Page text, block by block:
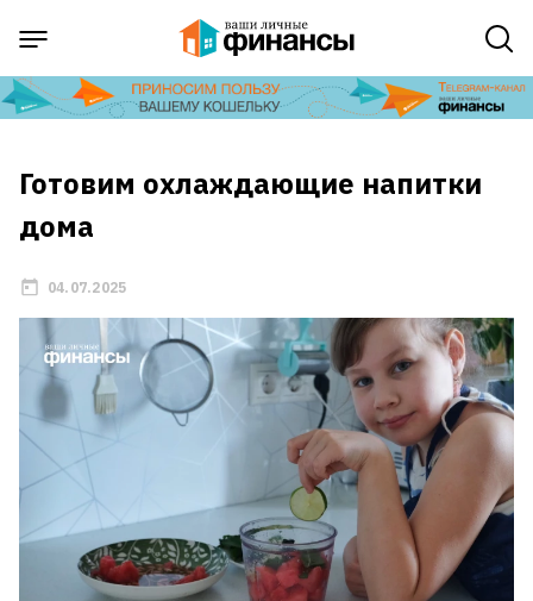
Готовим охлаждающие напитки
дома
04.07.2025